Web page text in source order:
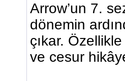
Arrow’un 7.
dönemin
çıkar.
ve cesur